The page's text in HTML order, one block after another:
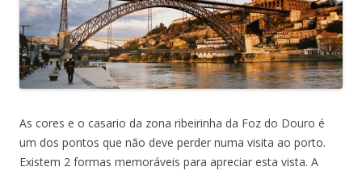
As cores e o casario da zona ribeirinha da Foz do Douro é
um dos pontos que não deve perder numa visita ao porto.
Existem 2 formas memoráveis para apreciar esta vista. A